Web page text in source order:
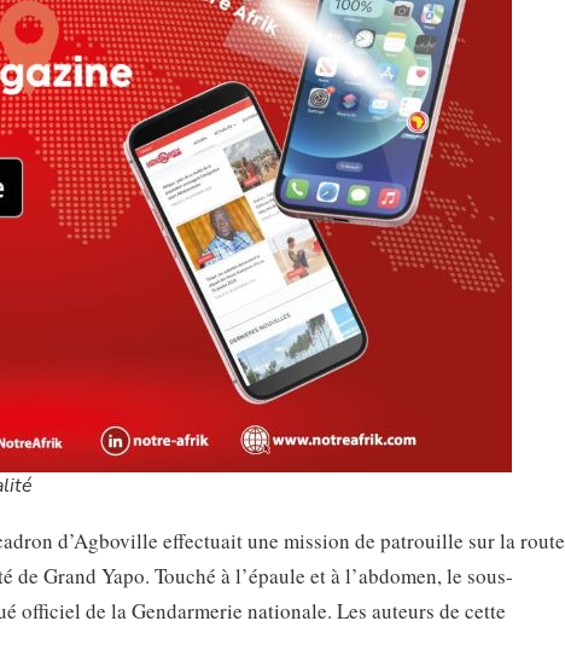
d’Agboville effectuait une mission de patrouille sur la route
Grand Yapo. Touché à l’épaule et à l’abdomen, le sous-
officiel de la Gendarmerie nationale. Les auteurs de cette